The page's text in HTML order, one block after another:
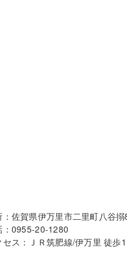
：佐賀県伊万里市二里町八谷
：0955-20-1280
セス：ＪＲ筑肥線/伊万里 徒歩